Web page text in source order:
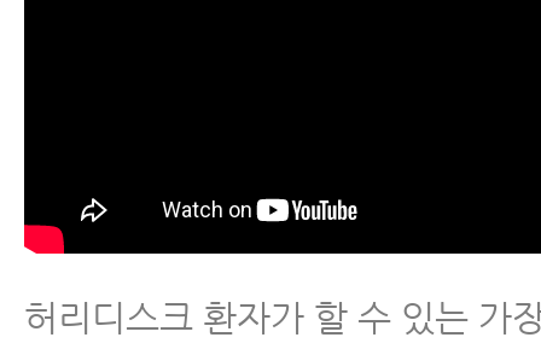
허리디스크 환자가 할 수 있는 가